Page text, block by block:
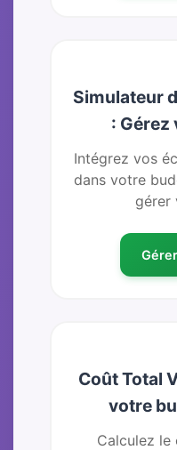
Simulateur
: Gérez
Intégrez vos
dans votre
gérer
Coût Total
votre
Calculez